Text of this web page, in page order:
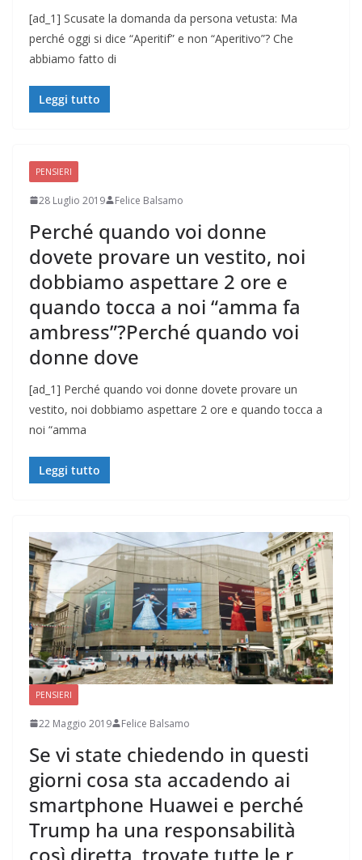
[ad_1] Scusate la domanda da persona vetusta: Ma
perché oggi si dice “Aperitif” e non “Aperitivo”? Che
abbiamo fatto di
Leggi tutto
PENSIERI
28 Luglio 2019 Felice Balsamo
Perché quando voi donne
dovete provare un vestito, noi
dobbiamo aspettare 2 ore e
quando tocca a noi “amma fa
ambress”?Perché quando voi
donne dove
[ad_1] Perché quando voi donne dovete provare un
vestito, noi dobbiamo aspettare 2 ore e quando tocca a
noi “amma
Leggi tutto
PENSIERI
22 Maggio 2019 Felice Balsamo
Se vi state chiedendo in questi
giorni cosa sta accadendo ai
smartphone Huawei e perché
Trump ha una responsabilità
così diretta, trovate tutte le r